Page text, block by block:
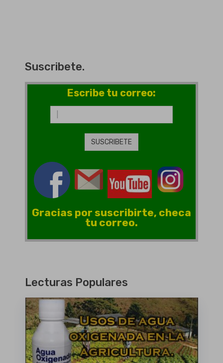
Suscribete.
Escribe tu correo:
Gracias por suscribirte, checa
tu correo.
Lecturas Populares